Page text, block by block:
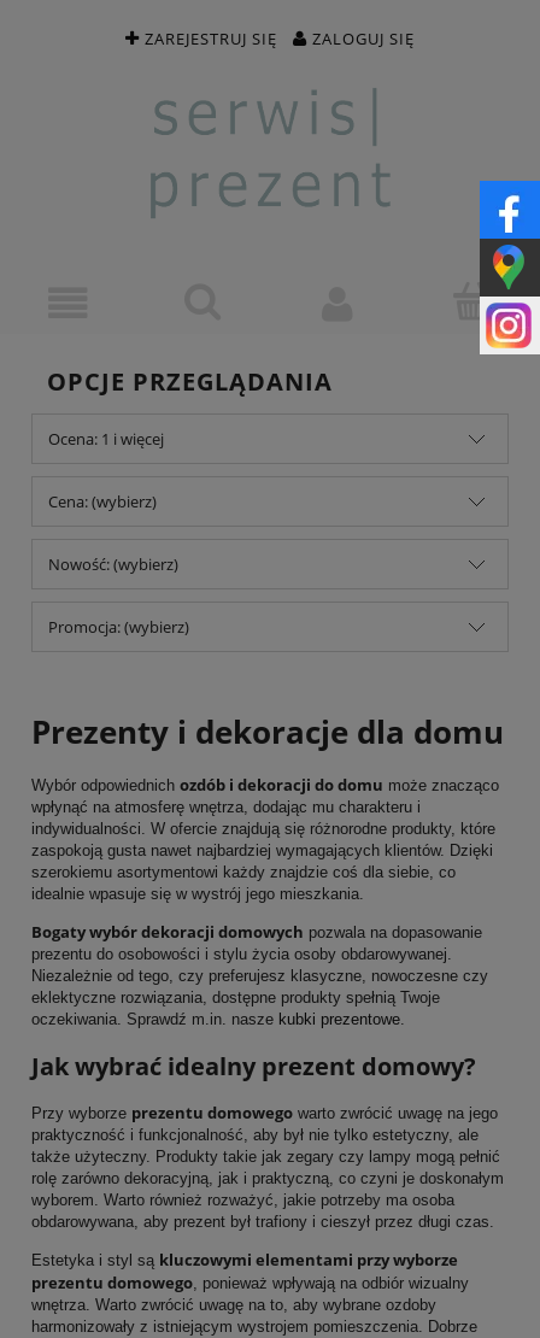
ZAREJESTRUJ SIĘ ZALOGUJ SIĘ
OPCJE PRZEGLĄDANIA
Ocena: 1 i więcej
Cena: (wybierz)
Nowość: (wybierz)
Promocja: (wybierz)
Prezenty i dekoracje dla domu
Wybór odpowiednich ozdób i dekoracji do domu może znacząco
wpłynąć na atmosferę wnętrza, dodając mu charakteru i
indywidualności. W ofercie znajdują się różnorodne produkty, które
zaspokoją gusta nawet najbardziej wymagających klientów. Dzięki
szerokiemu asortymentowi każdy znajdzie coś dla siebie, co
idealnie wpasuje się w wystrój jego mieszkania.
Bogaty wybór dekoracji domowych pozwala na dopasowanie
prezentu do osobowości i stylu życia osoby obdarowywanej.
Niezależnie od tego, czy preferujesz klasyczne, nowoczesne czy
eklektyczne rozwiązania, dostępne produkty spełnią Twoje
oczekiwania. Sprawdź m.in. nasze kubki prezentowe.
Jak wybrać idealny prezent domowy?
Przy wyborze prezentu domowego warto zwrócić uwagę na jego
praktyczność i funkcjonalność, aby był nie tylko estetyczny, ale
także użyteczny. Produkty takie jak zegary czy lampy mogą pełnić
rolę zarówno dekoracyjną, jak i praktyczną, co czyni je doskonałym
wyborem. Warto również rozważyć, jakie potrzeby ma osoba
obdarowywana, aby prezent był trafiony i cieszył przez długi czas.
Estetyka i styl są kluczowymi elementami przy wyborze
prezentu domowego, ponieważ wpływają na odbiór wizualny
wnętrza. Warto zwrócić uwagę na to, aby wybrane ozdoby
harmonizowały z istniejącym wystrojem pomieszczenia. Dobrze